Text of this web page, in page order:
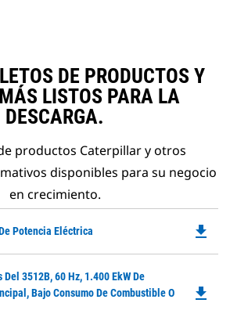
DE PRODUCTOS Y
LISTOS PARA LA
DESCARGA.
productos Caterpillar y otros
disponibles para su negocio
en crecimiento.
Potencia Eléctrica file_download
3512B, 60 Hz, 1.400 EkW De
Bajo Consumo De Combustible O
file_download